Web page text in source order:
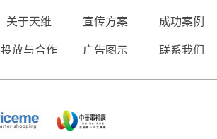
关于天维 宣传方案 成功案例
投放与合作 广告图示 联系我们